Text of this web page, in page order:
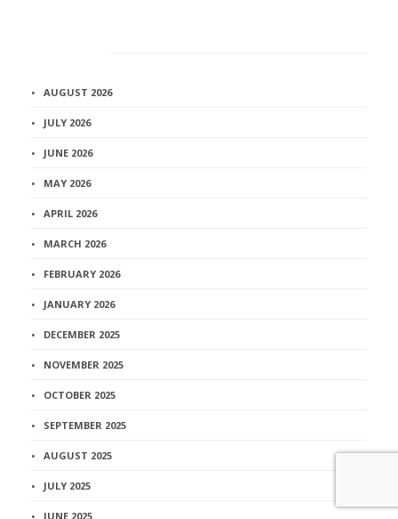
AUGUST 2026
JULY 2026
JUNE 2026
MAY 2026
APRIL 2026
MARCH 2026
FEBRUARY 2026
JANUARY 2026
DECEMBER 2025
NOVEMBER 2025
OCTOBER 2025
SEPTEMBER 2025
AUGUST 2025
JULY 2025
JUNE 2025